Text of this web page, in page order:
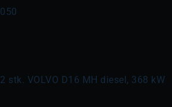
050
2 stk. VOLVO D16 MH diesel, 368 kW